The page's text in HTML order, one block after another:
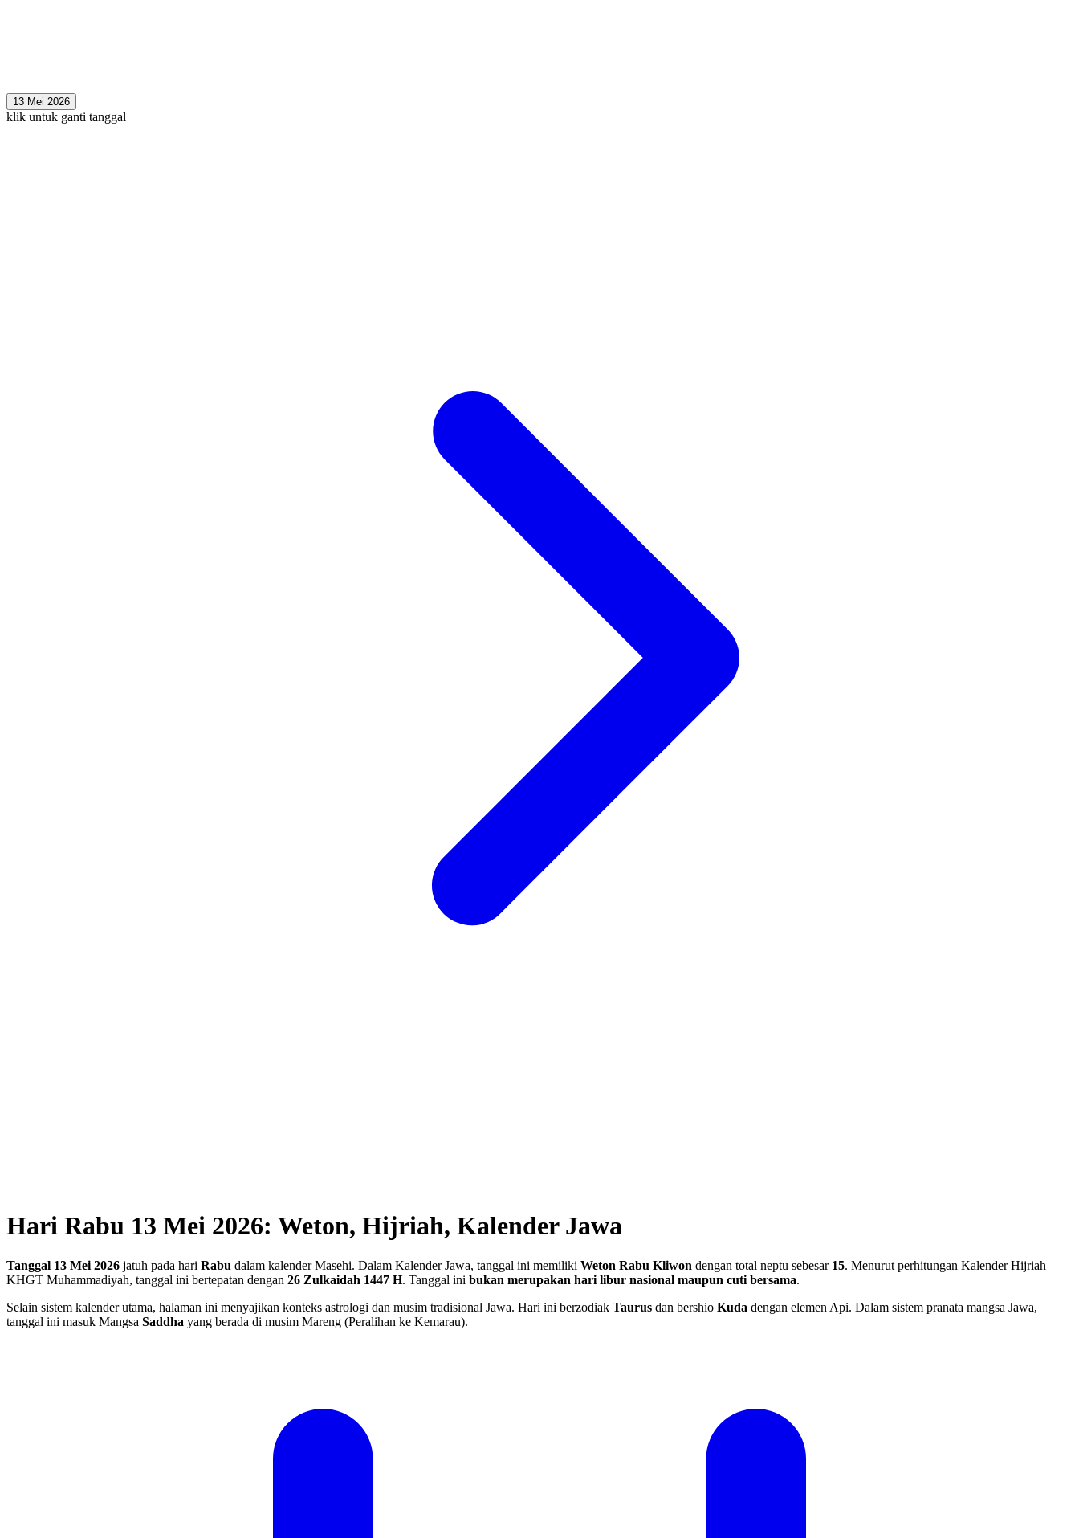
13 Mei 2026
klik untuk ganti tanggal
Hari Rabu 13 Mei 2026: Weton, Hijriah, Kalender Jawa
Tanggal 13 Mei 2026 jatuh pada hari Rabu dalam kalender Masehi. Dalam Kalender Jawa, tanggal ini memiliki Weton Rabu Kliwon dengan total neptu sebesar 15. Menurut perhitungan Kalender Hijriah
KHGT Muhammadiyah, tanggal ini bertepatan dengan 26 Zulkaidah 1447 H. Tanggal ini bukan merupakan hari libur nasional maupun cuti bersama.
Selain sistem kalender utama, halaman ini menyajikan konteks astrologi dan musim tradisional Jawa. Hari ini berzodiak Taurus dan bershio Kuda dengan elemen Api. Dalam sistem pranata mangsa Jawa,
tanggal ini masuk Mangsa Saddha yang berada di musim Mareng (Peralihan ke Kemarau).